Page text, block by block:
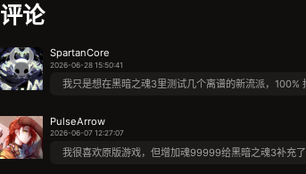
评论
SpartanCore
2026-06-28 15:50:41
我只是想在黑暗之魂3里测试几个离谱的新流派，100%
PulseArrow
2026-06-07 12:27:07
我很喜欢原版游戏，但增加魂99999给黑暗之魂3补充了